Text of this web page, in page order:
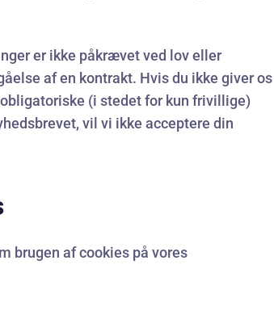
er ikke påkrævet ved lov eller
af en kontrakt. Hvis du ikke giver os
(i stedet for kun frivillige)
vil vi ikke acceptere din
brugen af cookies på vores